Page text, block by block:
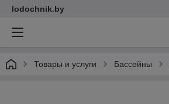
lodochnik.by
Товары и услуги Бассейны